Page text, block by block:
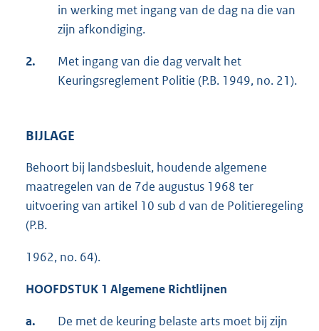
in werking met ingang van de dag na die van
zijn afkondiging.
2.
Met ingang van die dag vervalt het
Keuringsreglement Politie (P.B. 1949, no. 21).
BIJLAGE
Behoort bij landsbesluit, houdende algemene
maatregelen van de 7de augustus 1968 ter
uitvoering van artikel 10 sub d van de Politieregeling
(P.B.
1962, no. 64).
HOOFDSTUK 1 Algemene Richtlijnen
a.
De met de keuring belaste arts moet bij zijn